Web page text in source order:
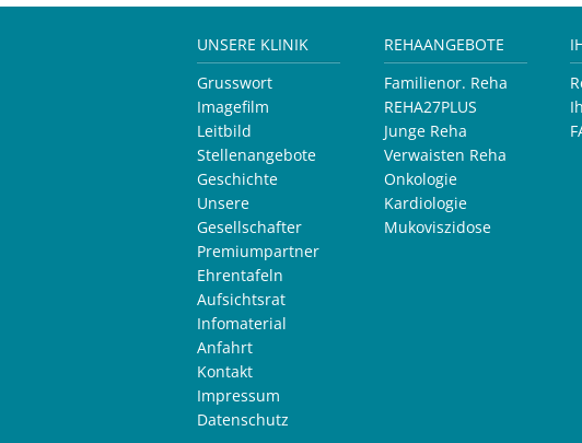
UNSERE KLINIK
Grusswort
Imagefilm
Leitbild
Stellenangebote
Geschichte
Unsere
Gesellschafter
Premiumpartner
Ehrentafeln
Aufsichtsrat
Infomaterial
Anfahrt
Kontakt
Impressum
Datenschutz
REHAANGEBOTE
Familienor. Reha
REHA27PLUS
Junge Reha
Verwaisten Reha
Onkologie
Kardiologie
Mukoviszidose